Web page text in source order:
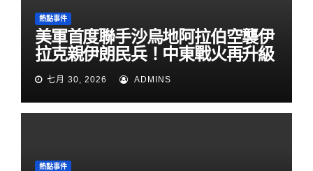
熱點事件
美軍首度聯手沙烏地阿拉伯空襲伊
拉克親伊朗民兵！中東戰火再升級
七月 30, 2026 ADMINS
熱點事件